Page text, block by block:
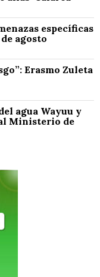
específicas
agosto
Erasmo Zuleta
agua Wayuu y
Ministerio de